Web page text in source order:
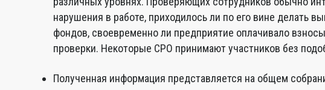
нарушения в работе, приходилось ли по его вине делать
фондов, своевременно ли предприятие оплачивало
проверки. Некоторые СРО принимают участников без
Полученная информация представляется на общем